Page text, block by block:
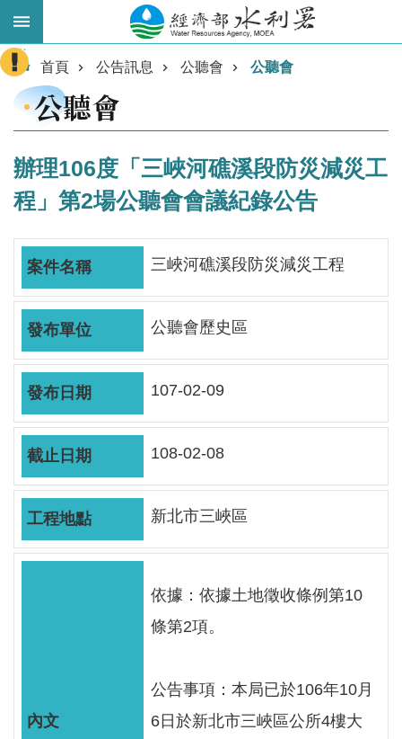
跳到主要內容區塊
進
階
搜
業
務
軸
新
水
情
公
務
:::
首頁 公告訊息 公聽會 公聽會
公聽會
辦理106度「三峽河礁溪段防災減災工
程」第2場公聽會會議紀錄公告
三峽河礁溪段防災減災工程
公聽會歷史區
107-02-09
108-02-08
新北市三峽區
依據：依據土地徵收條例第10
條第2項。
公告事項：本局已於106年10月
6日於新北市三峽區公所4樓大